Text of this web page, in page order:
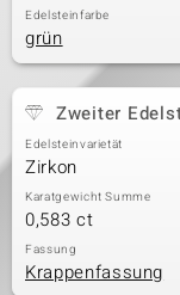
Edelsteinfarbe
grün
Zweiter
Edelsteinvarietät
Zirkon
Karatgewicht Summe
0,583 ct
Fassung
Krappenfassung